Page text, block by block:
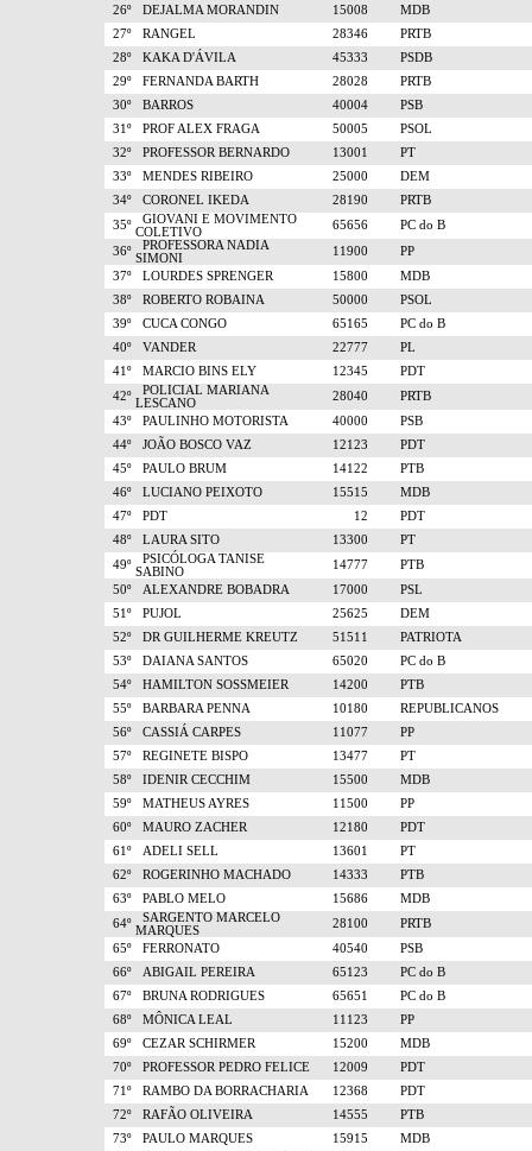
26º
DEJALMA MORANDIN 15008
MDB
27º
RANGEL 28346
PRTB
28º
KAKA D'ÁVILA 45333
PSDB
29º
FERNANDA BARTH 28028
PRTB
30º
BARROS 40004
PSB
31º
PROF ALEX FRAGA 50005
PSOL
32º
PROFESSOR BERNARDO 13001
PT
33º
MENDES RIBEIRO 25000
DEM
34º
CORONEL IKEDA 28190
PRTB
35º
GIOVANI E MOVIMENTO
COLETIVO
65656
PC do B
36º
PROFESSORA NADIA
SIMONI
11900
PP
37º
LOURDES SPRENGER 15800
MDB
38º
ROBERTO ROBAINA 50000
PSOL
39º
CUCA CONGO 65165
PC do B
40º
VANDER 22777
PL
41º
MARCIO BINS ELY 12345
PDT
42º
POLICIAL MARIANA
LESCANO
28040
PRTB
43º
PAULINHO MOTORISTA 40000
PSB
44º
JOÃO BOSCO VAZ 12123
PDT
45º
PAULO BRUM 14122
PTB
46º
LUCIANO PEIXOTO 15515
MDB
47º
PDT 12
PDT
48º
LAURA SITO 13300
PT
49º
PSICÓLOGA TANISE
SABINO
14777
PTB
50º
ALEXANDRE BOBADRA 17000
PSL
51º
PUJOL 25625
DEM
52º
DR GUILHERME KREUTZ 51511
PATRIOTA
53º
DAIANA SANTOS 65020
PC do B
54º
HAMILTON SOSSMEIER 14200
PTB
55º
BARBARA PENNA 10180
REPUBLICANOS
56º
CASSIÁ CARPES 11077
PP
57º
REGINETE BISPO 13477
PT
58º
IDENIR CECCHIM 15500
MDB
59º
MATHEUS AYRES 11500
PP
60º
MAURO ZACHER 12180
PDT
61º
ADELI SELL 13601
PT
62º
ROGERINHO MACHADO 14333
PTB
63º
PABLO MELO 15686
MDB
64º
SARGENTO MARCELO
MARQUES
28100
PRTB
65º
FERRONATO 40540
PSB
66º
ABIGAIL PEREIRA 65123
PC do B
67º
BRUNA RODRIGUES 65651
PC do B
68º
MÔNICA LEAL 11123
PP
69º
CEZAR SCHIRMER 15200
MDB
70º
PROFESSOR PEDRO FELICE 12009
PDT
71º
RAMBO DA BORRACHARIA 12368
PDT
72º
RAFÃO OLIVEIRA 14555
PTB
73º
PAULO MARQUES 15915
MDB